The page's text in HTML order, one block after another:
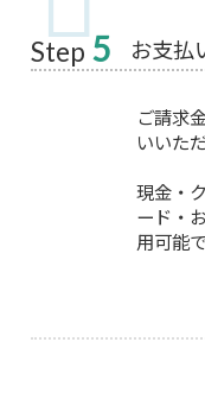
Step 5 お支払
ご請求
いいた
現金・
ード・
用可能で